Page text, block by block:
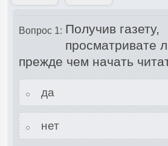
Вопрос 1: Получив газету,
просматривате
прежде чем начать
да
нет